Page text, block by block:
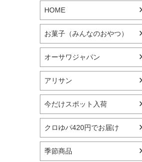
HOME
お菓子（みんなのおやつ）
オーサワジャパン
アリサン
今だけスポット入荷
クロゆパ420円でお届け
季節商品